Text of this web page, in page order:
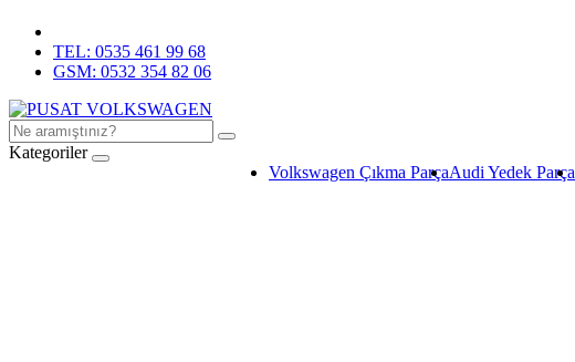
TEL: 0535 461 99 68
GSM: 0532 354 82 06
Kategoriler
Volkswagen Çıkma ParçaAudi Yedek Parça